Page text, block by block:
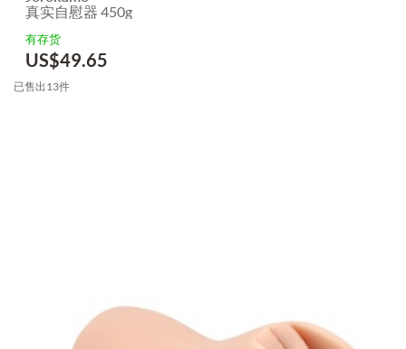
真实自慰器 450g
有存货
US$49.65
已售出13件